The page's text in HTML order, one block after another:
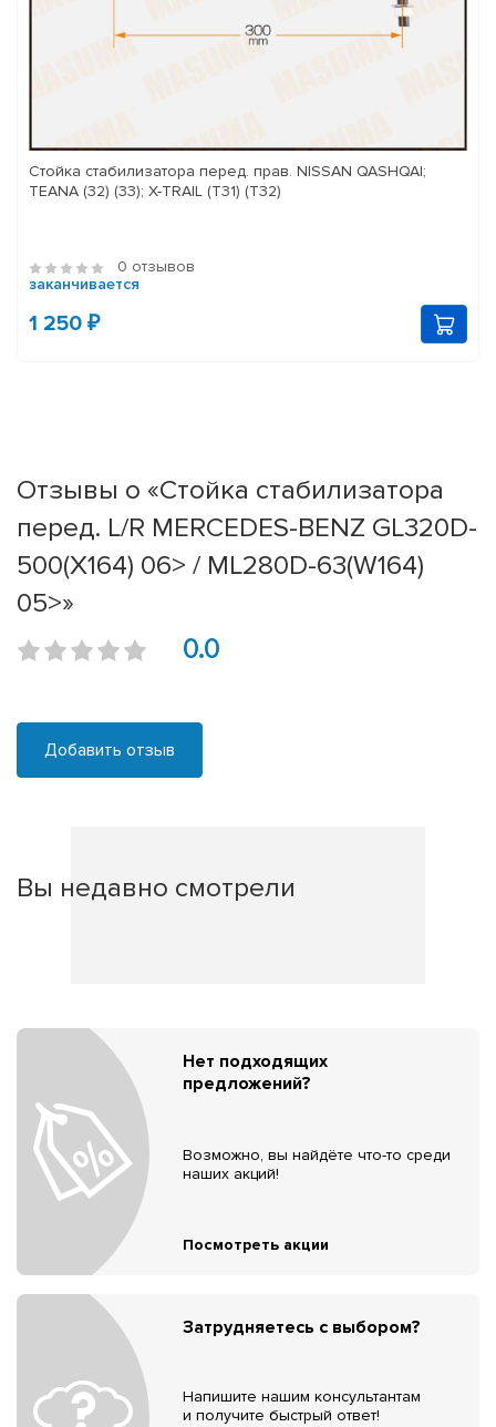
Стойка стабилизатора перед. прав. NISSAN QASHQAI;
TEANA (32) (33); X-TRAIL (T31) (T32)
0 отзывов
заканчивается
1 250 ₽
Отзывы о «Стойка стабилизатора
перед. L/R MERCEDES-BENZ GL320D-
500(X164) 06> / ML280D-63(W164)
05>»
0.0
Добавить отзыв
Вы недавно смотрели
Нет подходящих
предложений?
Возможно, вы найдёте что-то среди
наших акций!
Посмотреть акции
Затрудняетесь с выбором?
Напишите нашим консультантам
и получите быстрый ответ!